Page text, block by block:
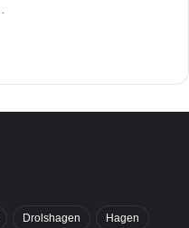
Drolshagen Hagen